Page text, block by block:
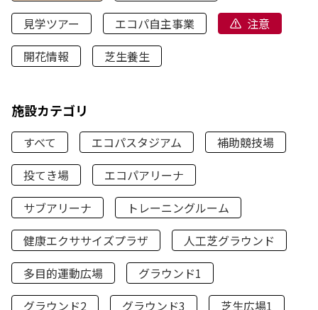
見学ツアー
エコパ自主事業
注意
開花情報
芝生養生
施設カテゴリ
すべて エコパスタジアム
補助競技場
投てき場
エコパアリーナ
サブアリーナ
トレーニングルーム
健康エクササイズプラザ
人工芝グラウンド
多目的運動広場
グラウンド1
グラウンド2
グラウンド3
芝生広場1